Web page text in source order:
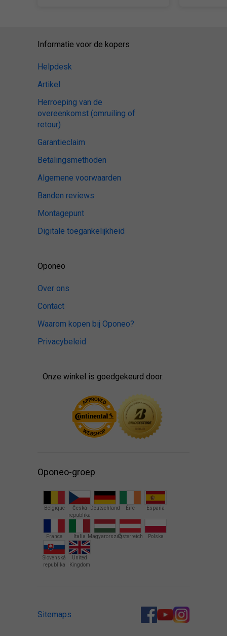
Informatie voor de kopers
Helpdesk
Artikel
Herroeping van de
overeenkomst (omruiling of
retour)
Garantieclaim
Betalingsmethoden
Algemene voorwaarden
Banden reviews
Montagepunt
Digitale toegankelijkheid
Oponeo
Over ons
Contact
Waarom kopen bij Oponeo?
Privacybeleid
Onze winkel is goedgekeurd door:
Oponeo-groep
Belgique
Česká
republika
Deutschland Éire España
France Italia MagyarországÖsterreich Polska
Slovenská
republika
United
Kingdom
Sitemaps